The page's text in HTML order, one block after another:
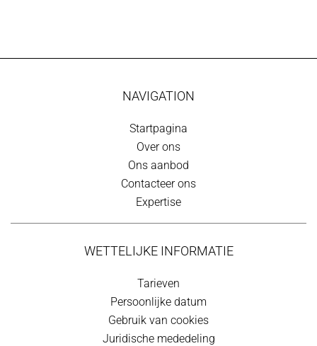
NAVIGATION
Startpagina
Over ons
Ons aanbod
Contacteer ons
Expertise
WETTELIJKE INFORMATIE
Tarieven
Persoonlijke datum
Gebruik van cookies
Juridische mededeling